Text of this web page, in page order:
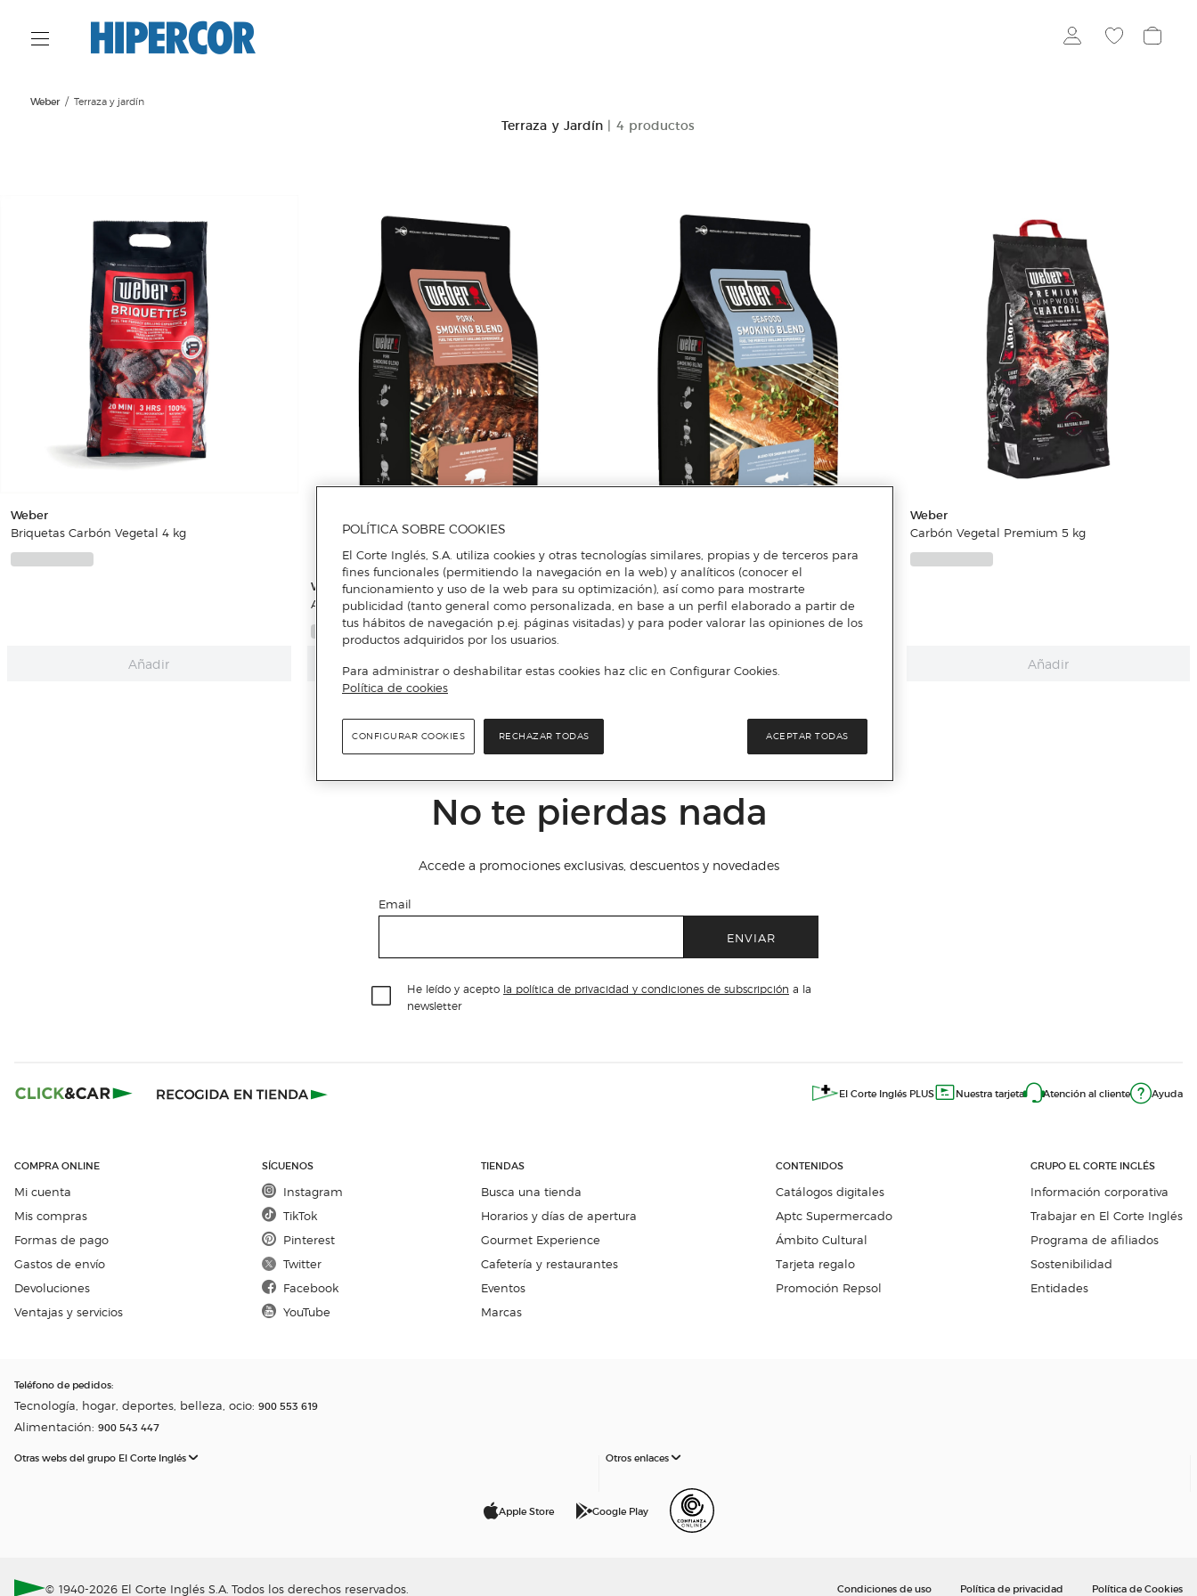
Weber Terraza y jardín
Terraza y Jardín | 4 productos
Weber
Briquetas Carbón Vegetal 4 kg
Añadir
Weber
Astillas Ahumar Cerdo 700 g
Añadir
Weber
Astillas Ahumar Pescados y Mariscos 700 g
Añadir
Weber
Carbón Vegetal Premium 5 kg
Añadir
No te pierdas nada
Accede a promociones exclusivas, descuentos y novedades
Email
ENVIAR
He leído y acepto la política de privacidad y condiciones de subscripción a la
newsletter
El Corte Inglés PLUS Nuestra tarjeta Atención al cliente Ayuda
COMPRA ONLINE
Mi cuenta
Mis compras
Formas de pago
Gastos de envío
Devoluciones
Ventajas y servicios
SÍGUENOS
Instagram
TikTok
Pinterest
Twitter
Facebook
YouTube
TIENDAS
Busca una tienda
Horarios y días de apertura
Gourmet Experience
Cafetería y restaurantes
Eventos
Marcas
CONTENIDOS
Catálogos digitales
Aptc Supermercado
Ámbito Cultural
Tarjeta regalo
Promoción Repsol
GRUPO EL CORTE INGLÉS
Información corporativa
Trabajar en El Corte Inglés
Programa de afiliados
Sostenibilidad
Entidades
Teléfono de pedidos:
Tecnología, hogar, deportes, belleza, ocio: 900 553 619
Alimentación: 900 543 447
Otras webs del grupo El Corte Inglés Otros enlaces
Apple Store Google Play
© 1940-2026 El Corte Inglés S.A. Todos los derechos reservados. Condiciones de uso Política de privacidad Política de Cookies
POLÍTICA SOBRE COOKIES
El Corte Inglés, S.A. utiliza cookies y otras tecnologías similares, propias y de terceros para
fines funcionales (permitiendo la navegación en la web) y analíticos (conocer el
funcionamiento y uso de la web para su optimización), así como para mostrarte
publicidad (tanto general como personalizada, en base a un perfil elaborado a partir de
tus hábitos de navegación p.ej. páginas visitadas) y para poder valorar las opiniones de los
productos adquiridos por los usuarios.
Para administrar o deshabilitar estas cookies haz clic en Configurar Cookies.
Política de cookies
RECHAZAR TODAS ACEPTAR TODAS
CONFIGURAR COOKIES